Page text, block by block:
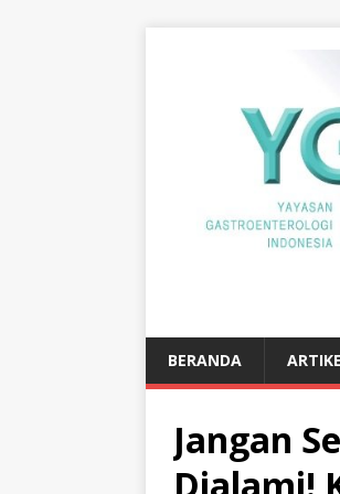
BERANDA
Jangan
Dialami!